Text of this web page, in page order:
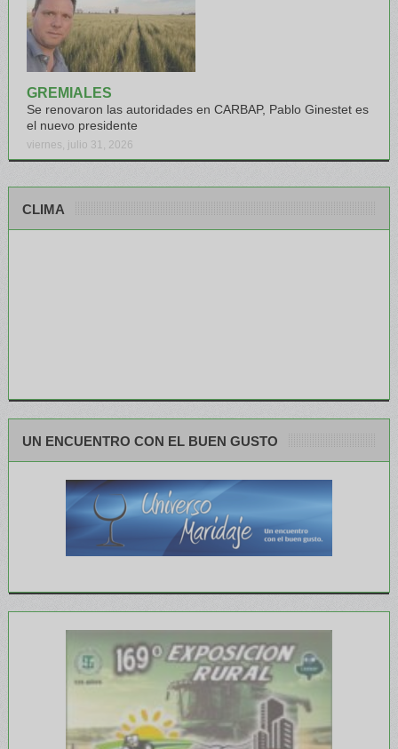
GREMIALES
Se renovaron las autoridades en CARBAP, Pablo Ginestet es
el nuevo presidente
viernes, julio 31, 2026
CLIMA
UN ENCUENTRO CON EL BUEN GUSTO